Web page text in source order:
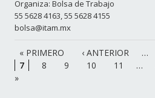
Organiza: Bolsa de Trabajo
55 5628 4163, 55 5628 4155
bolsa@itam.mx
Páginas
« PRIMERO ‹ ANTERIOR …
7
8 9 10 11 …
»